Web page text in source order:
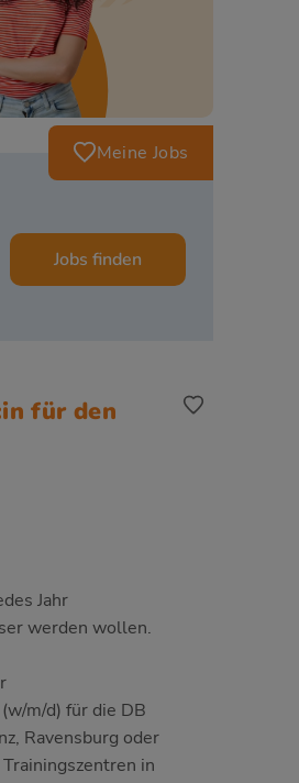
Meine Jobs
Jobs finden
für den
Jahr
werden wollen.
m/d) für die DB
Ravensburg oder
in